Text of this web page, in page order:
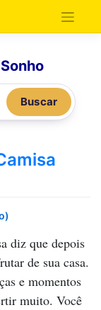
Buscar
diz que depois
de sua casa.
e momentos
muito. Você